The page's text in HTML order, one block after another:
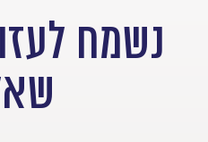
נשמח